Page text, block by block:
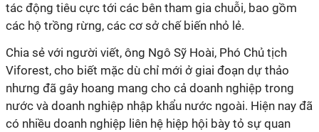
tác động tiêu cực tới các bên tham gia chuỗi, bao gồm
các hộ trồng rừng, các cơ sở chế biến nhỏ lẻ.
Chia sẻ với người viết, ông Ngô Sỹ Hoài, Phó Chủ tịch
Viforest, cho biết mặc dù chỉ mới ở giai đoạn dự thảo
nhưng đã gây hoang mang cho cả doanh nghiệp trong
nước và doanh nghiệp nhập khẩu nước ngoài. Hiện nay đã
có nhiều doanh nghiệp liên hệ hiệp hội bày tỏ sự quan